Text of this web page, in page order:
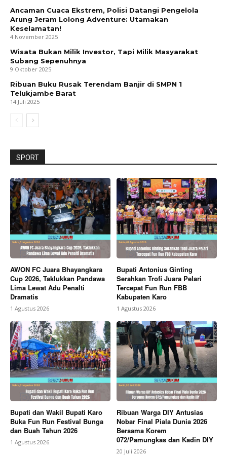
Ancaman Cuaca Ekstrem, Polisi Datangi Pengelola
Arung Jeram Lolong Adventure: Utamakan
Keselamatan!
4 November 2025
Wisata Bukan Milik Investor, Tapi Milik Masyarakat
Subang Sepenuhnya
9 Oktober 2025
Ribuan Buku Rusak Terendam Banjir di SMPN 1
Telukjambe Barat
14 Juli 2025
SPORT
AWON FC Juara Bhayangkara
Cup 2026, Taklukkan Pandawa
Lima Lewat Adu Penalti
Dramatis
1 Agustus 2026
Bupati Antonius Ginting
Serahkan Trofi Juara Pelari
Tercepat Fun Run FBB
Kabupaten Karo
1 Agustus 2026
Bupati dan Wakil Bupati Karo
Buka Fun Run Festival Bunga
dan Buah Tahun 2026
1 Agustus 2026
Ribuan Warga DIY Antusias
Nobar Final Piala Dunia 2026
Bersama Korem
072/Pamungkas dan Kadin DIY
20 Juli 2026